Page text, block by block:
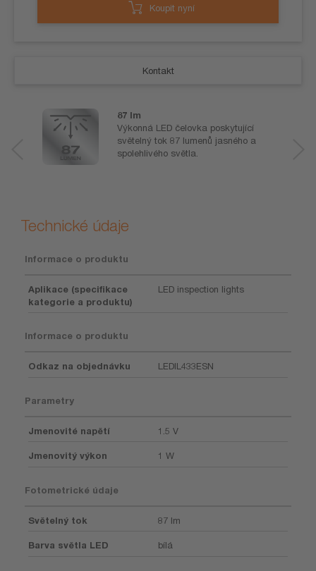
Koupit nyní
Kontakt
87 lm
Výkonná LED čelovka poskytující
světelný tok 87 lumenů jasného a
spolehlivého světla.
Technické údaje
Informace o produktu
Aplikace (specifikace
kategorie a produktu)
LED inspection lights
Informace o produktu
Odkaz na objednávku LEDIL433ESN
Parametry
Jmenovité napětí 1.5 V
Jmenovitý výkon 1 W
Fotometrické údaje
Světelný tok 87 lm
Barva světla LED bílá